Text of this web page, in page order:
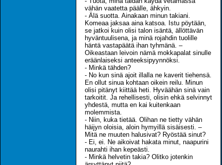
vähän vaatetta päälle, ähkyin.
- Älä suotta. Ainakaan minun takiani.
Komeaa jaksaa aina katsoa. Istu pöytään,
se jatkoi kuin olisi talon isäntä, ällöttävän
hyväntuulisena, ja minä rojahdin tuolille
häntä vastapäätä ihan tyhmänä. –
Oikeastaan leivoin nämä mokkapalat sinulle
eräänlaiseksi anteeksipyynnöksi.
- Minkä tähden?
- No kun sinä ajoit illalla ne kaverit tiehensä.
En ollut sinua kohtaan oikein reilu. Minun
olisi pitänyt kiittää heti. Hyväähän sinä vain
tarkoitit. Ja rehellisesti, olisin ehkä selvinnyt
yhdestä, mutta en kai kuitenkaan
molemmista.
- Niin, kuka tietää. Olihan ne tietty vähän
häijyn oloisia, aloin hymyillä sisäisesti. –
Mitä ne muuten halusivat? Ryöstää sinut?
- Ei, ei. Ne aikoivat hakata minut, naapurini
naurahti ihan kepeästi.
- Minkä helvetin takia? Olitko jotenkin